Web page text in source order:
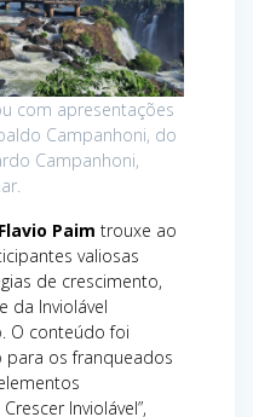
com apresentações
Campanhoni, do
Campanhoni,
Flavio Paim trouxe ao
valiosas
de crescimento,
da Inviolável
O conteúdo foi
para os franqueados
Inviolável”,